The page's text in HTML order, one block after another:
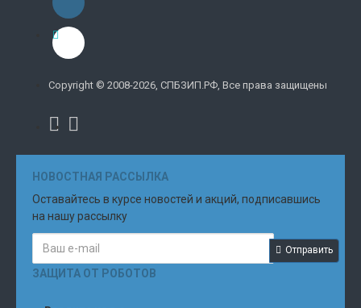
Copyright © 2008-2026, СПБЗИП.РФ, Все права защищены
НОВОСТНАЯ РАССЫЛКА
Оставайтесь в курсе новостей и акций, подписавшись
на нашу рассылку
Отправить
ЗАЩИТА ОТ РОБОТОВ